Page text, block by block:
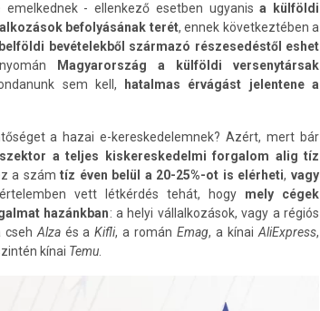
- ellenkező esetben ugyanis a külföldi
befolyásának terét, ennek következtében a
bevételekből származó részesedéstől eshet
Magyarország a külföldi versenytársak
sem kell,
hatalmas érvágást jelentene a
a hazai e-kereskedelemnek? Azért, mert bár
a teljes kiskereskedelmi forgalom alig tíz
a szám tíz éven belül a 20-25%-ot is elérheti, vagy
értelemben vett létkérdés tehát, hogy mely cégek
hazánkban: a helyi vállalkozások, vagy a régiós
cseh Alza és aKifli, a románEmag, a kínai AliExpress,
kínai Temu